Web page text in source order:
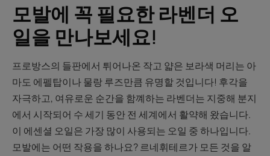
모발에 꼭 필요한 라벤더 오
일을 만나보세요!
프로방스의 들판에서 튀어나온 작고 얇은 보라색 머리는 아
마도 에펠탑이나 물랑 루즈만큼 유명할 것입니다! 후각을
자극하고, 여유로운 순간을 함꼐하는 라벤더는 지중해 분지
에서 시작되어 수 세기 동안 전 세계에서 활약해 왔습니다.
이 에센셜 오일은 가장 많이 사용되는 오일 중 하나입니다.
모발에는 어떤 작용을 하나요? 르네휘테르가 모든 것을 알